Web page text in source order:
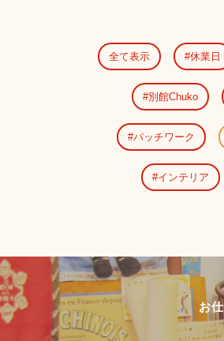
全て表示 休業日
別館Chuko
パッチワーク
インテリア
お